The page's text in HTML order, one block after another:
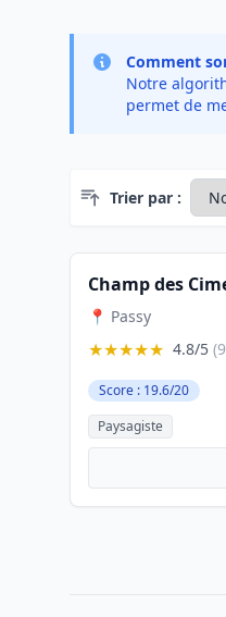
Comment
Notre
permet de
Trier par :
Champ des
📍 Passy
★★★★★ 4.8/5
Score : 19.6/20
Paysagiste